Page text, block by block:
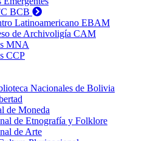
BCB
Latinoamericano EBAM
de Archivoligía CAM
MNA
CCP
Nacionales de Bolivia
de Moneda
de Etnografía y Folklore
de Arte